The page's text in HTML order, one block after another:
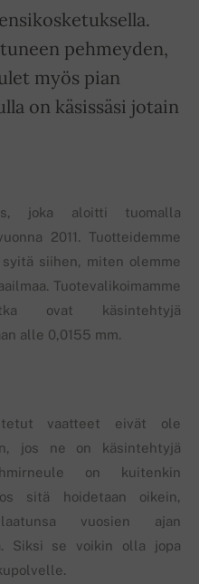
pehmeyden,
myös pian
on käsissäsi jotain
joka aloitti tuomalla
2011. Tuotteidemme
siihen, miten olemme
Tuotevalikoimamme
ovat käsintehtyjä
alle 0,0155 mm.
vaatteet eivät ole
jos ne on käsintehtyjä
on kuitenkin
sitä hoidetaan oikein,
vuosien ajan
Siksi se voikin olla jopa